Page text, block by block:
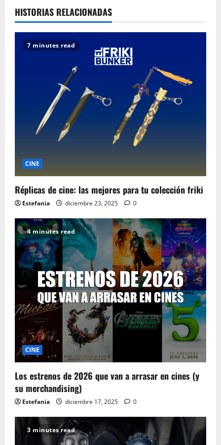
HISTORIAS RELACIONADAS
7 minutes read
CINE
Réplicas de cine: las mejores para tu colección friki
Estefania diciembre 23, 2025 0
4 minutes read
CINE
Los estrenos de 2026 que van a arrasar en cines (y
su merchandising)
Estefania diciembre 17, 2025 0
3 minutes read